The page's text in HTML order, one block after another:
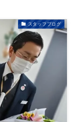
スタッフブログ